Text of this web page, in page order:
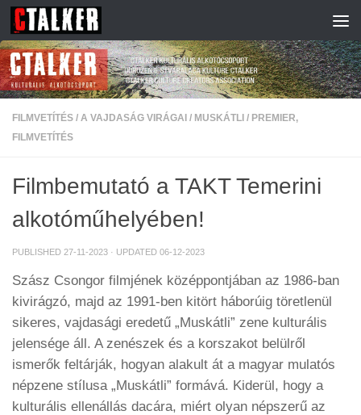
Skip to content
FILMVETÍTÉS / A VAJDASÁG VIRÁGAI / MUSKÁTLI / PREMIER,
FILMVETÍTÉS
Filmbemutató a TAKT Temerini
alkotóműhelyében!
PUBLISHED 27-11-2023 · UPDATED 06-12-2023
Szász Csongor filmjének középpontjában az 1986-ban
kivirágzó, majd az 1991-ben kitört háborúig töretlenül
sikeres, vajdasági eredetű „Muskátli” zene kulturális
jelensége áll. A zenészek és a korszakot belülről
ismerők feltárják, hogyan alakult át a magyar mulatós
népzene stílusa „Muskátli” formává. Kiderül, hogy a
kulturális ellenállás dacára, miért olyan népszerű az